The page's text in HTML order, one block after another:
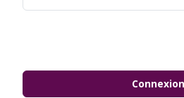
Connexion